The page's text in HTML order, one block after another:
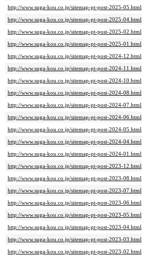
http://www.suga-kou.co.jp/sitemap-pt-post-2025-05.html
http://www.suga-kou.co.jp/sitemap-pt-post-2025-04.html
http://www.suga-kou.co.jp/sitemap-pt-post-2025-02.html
http://www.suga-kou.co.jp/sitemap-pt-post-2025-01.html
http://www.suga-kou.co.jp/sitemap-pt-post-2024-12.html
http://www.suga-kou.co.jp/sitemap-pt-post-2024-11.html
http://www.suga-kou.co.jp/sitemap-pt-post-2024-10.html
http://www.suga-kou.co.jp/sitemap-pt-post-2024-08.html
http://www.suga-kou.co.jp/sitemap-pt-post-2024-07.html
http://www.suga-kou.co.jp/sitemap-pt-post-2024-06.html
http://www.suga-kou.co.jp/sitemap-pt-post-2024-05.html
http://www.suga-kou.co.jp/sitemap-pt-post-2024-04.html
http://www.suga-kou.co.jp/sitemap-pt-post-2024-01.html
http://www.suga-kou.co.jp/sitemap-pt-post-2023-12.html
http://www.suga-kou.co.jp/sitemap-pt-post-2023-08.html
http://www.suga-kou.co.jp/sitemap-pt-post-2023-07.html
http://www.suga-kou.co.jp/sitemap-pt-post-2023-06.html
http://www.suga-kou.co.jp/sitemap-pt-post-2023-05.html
http://www.suga-kou.co.jp/sitemap-pt-post-2023-04.html
http://www.suga-kou.co.jp/sitemap-pt-post-2023-03.html
http://www.suga-kou.co.jp/sitemap-pt-post-2023-02.html